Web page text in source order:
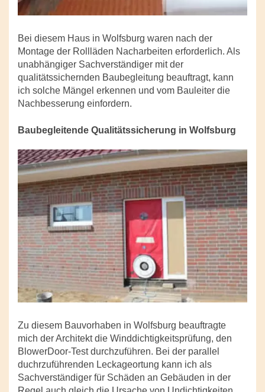
Bei diesem Haus in Wolfsburg waren nach der
Montage der Rollläden Nacharbeiten erforderlich. Als
unabhängiger Sachverständiger mit der
qualitätssichernden Baubegleitung beauftragt, kann
ich solche Mängel erkennen und vom Bauleiter die
Nachbesserung einfordern.
Baubegleitende Qualitätssicherung in Wolfsburg
Zu diesem Bauvorhaben in Wolfsburg beauftragte
mich der Architekt die Winddichtigkeitsprüfung, den
BlowerDoor-Test durchzuführen. Bei der parallel
duchrzuführenden Leckageortung kann ich als
Sachverständiger für Schäden an Gebäuden in der